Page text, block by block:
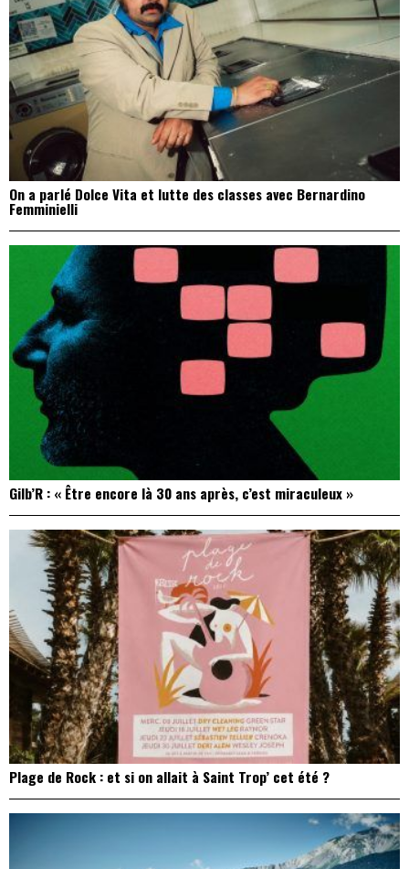
On a parlé Dolce Vita et lutte des classes avec Bernardino
Femminielli
Gilb’R : « Être encore là 30 ans après, c’est miraculeux »
Plage de Rock : et si on allait à Saint Trop’ cet été ?